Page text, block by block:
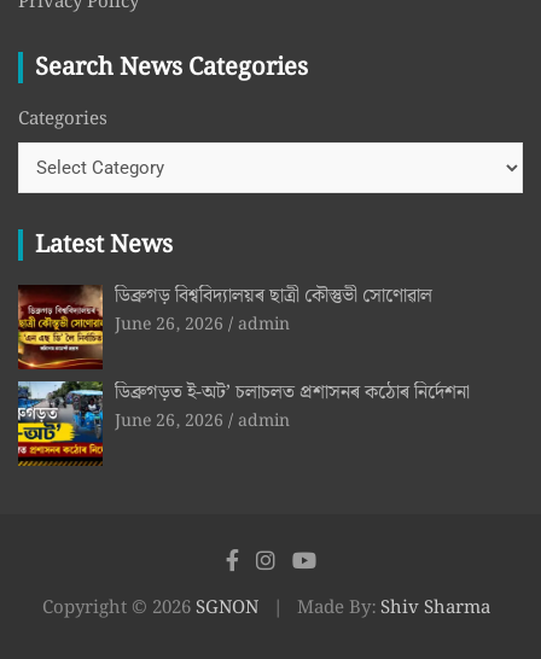
Search News Categories
Categories
Latest News
ডিব্ৰুগড় বিশ্ববিদ্যালয়ৰ ছাত্ৰী কৌস্তুভী সোণোৱাল
June 26, 2026 admin
ডিব্ৰুগড়ত ই-অট’ চলাচলত প্ৰশাসনৰ কঠোৰ নিৰ্দেশনা
June 26, 2026 admin
Copyright © 2026SGNON Made By:Shiv Sharma